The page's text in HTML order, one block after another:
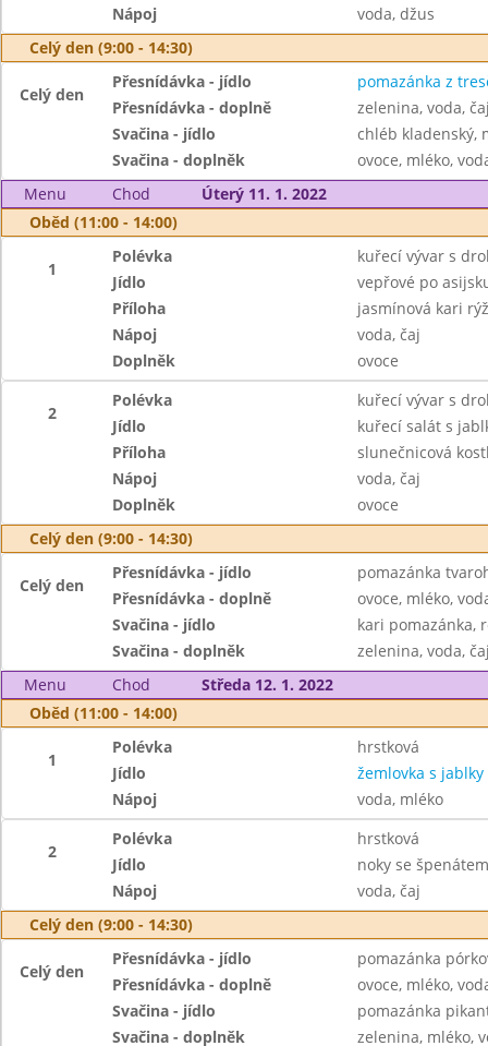
Nápoj
voda, džus
Celý den (9:00 - 14:30)
Celý den
Přesnídávka - jídlo
pomazánka z
Přesnídávka - doplně
zelenina, voda,
Svačina - jídlo
chléb kladenský,
Svačina - doplněk
ovoce, mléko,
Menu
Chod
Úterý 11. 1. 2022
Oběd (11:00 - 14:00)
1
Polévka
kuřecí vývar s
Jídlo
vepřové po
Příloha
jasmínová kari
Nápoj
voda, čaj
Doplněk
ovoce
2
Polévka
kuřecí vývar s
Jídlo
kuřecí salát s
Příloha
slunečnicová
Nápoj
voda, čaj
Doplněk
ovoce
Celý den (9:00 - 14:30)
Celý den
Přesnídávka - jídlo
pomazánka
Přesnídávka - doplně
ovoce, mléko,
Svačina - jídlo
kari pomazánka,
Svačina - doplněk
zelenina, voda,
Menu
Chod
Středa 12. 1. 2022
Oběd (11:00 - 14:00)
1
Polévka
hrstková
Jídlo
žemlovka s
Nápoj
voda, mléko
2
Polévka
hrstková
Jídlo
noky se
Nápoj
voda, čaj
Celý den (9:00 - 14:30)
Celý den
Přesnídávka - jídlo
pomazánka
Přesnídávka - doplně
ovoce, mléko,
Svačina - jídlo
pomazánka
Svačina - doplněk
zelenina, mléko,